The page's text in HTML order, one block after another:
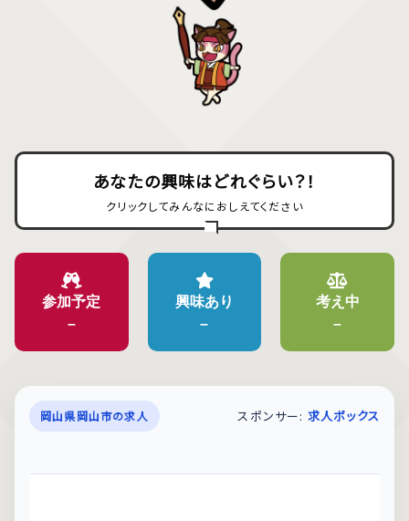
あなたの興味はどれぐらい？！
クリックしてみんなにおしえてください
参加予定
–
興味あり
–
考え中
–
岡山県岡山市の求人 スポンサー: 求人ボックス